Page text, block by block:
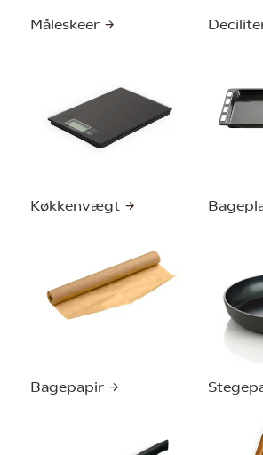
Måleskeer
Køkkenvægt
Bagepapir